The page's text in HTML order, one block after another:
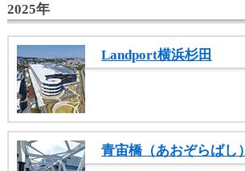
2025年
Landport横浜杉田
青宙橋（あおぞらばし）